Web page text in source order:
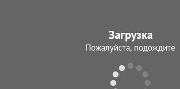
Загрузка
Пожалуйста, подождите